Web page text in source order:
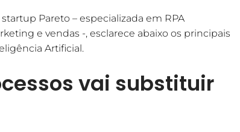
Pareto – especializada em RPA
e vendas -, esclarece abaixo os principais
Artificial.
vai substituir